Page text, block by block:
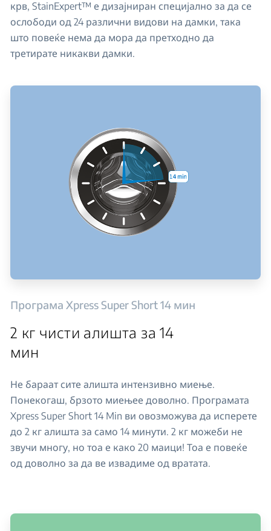
крв, StainExpert™ е дизајниран специјално за да се
ослободи од 24 различни видови на дамки, така
што повеќе нема да мора да претходно да
третирате никакви дамки.
Програма Xpress Super Short 14 мин
2 кг чисти алишта за 14
мин
Не бараат сите алишта интензивно миење.
Понекогаш, брзото миењее доволно. Програмата
Xpress Super Short 14 Min ви овозможува да исперете
до 2 кг алишта за само 14 минути. 2 кг можеби не
звучи многу, но тоа е како 20 маици! Тоа е повеќе
од доволно за да ве извадиме од вратата.